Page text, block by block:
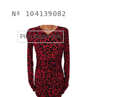
Nº 104139082
Plus disponible